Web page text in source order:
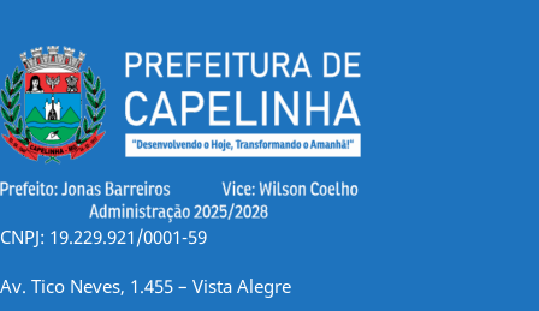
CNPJ: 19.229.921/0001-59
Av. Tico Neves, 1.455 – Vista Alegre